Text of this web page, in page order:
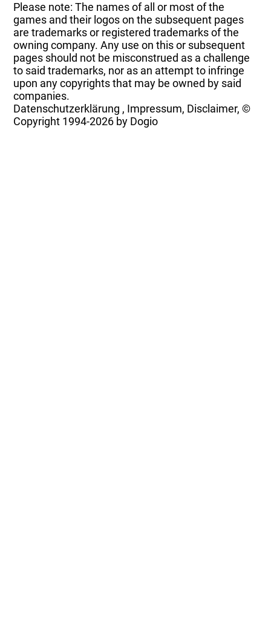
Please note: The names of all or most of the
games and their logos on the subsequent pages
are trademarks or registered trademarks of the
owning company. Any use on this or subsequent
pages should not be misconstrued as a challenge
to said trademarks, nor as an attempt to infringe
upon any copyrights that may be owned by said
companies.
Datenschutzerklärung , Impressum, Disclaimer, ©
Copyright 1994-2026 by Dogio